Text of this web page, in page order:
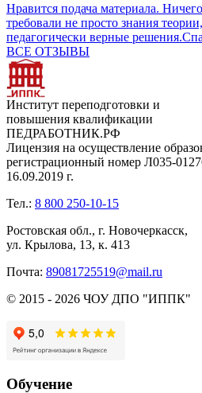
Нравится подача материала.
требовали не просто знания
педагогически верные
ВСЕ ОТЗЫВЫ
Институт переподготовки и
повышения квалификации
ПЕДРАБОТНИК.РФ
Лицензия на осуществление
регистрационный номер Л035-
16.09.2019 г.
Тел.: 8 800 250-10-15
Ростовская обл., г. Новочеркасск,
ул. Крылова, 13, к. 413
Почта: 89081725519@mail.ru
© 2015 - 2026 ЧОУ ДПО "ИППК"
Обучение